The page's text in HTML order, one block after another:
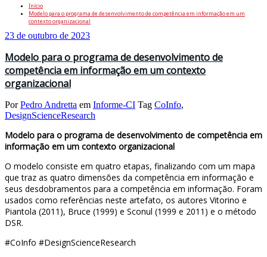
Início
Modelo para o programa de desenvolvimento de competência em informação em um
contexto organizacional
23 de outubro de 2023
Modelo para o programa de desenvolvimento de
competência em informação em um contexto
organizacional
PorPedro Andretta em Informe-CI Tag CoInfo,
DesignScienceResearch
Modelo para o programa de desenvolvimento de competência em
informação em um contexto organizacional
O modelo consiste em quatro etapas, finalizando com um mapa
que traz as quatro dimensões da competência em informação e
seus desdobramentos para a competência em informação. Foram
usados como referências neste artefato, os autores Vitorino e
Piantola (2011), Bruce (1999) e Sconul (1999 e 2011) e o método
DSR.
#CoInfo #DesignScienceResearch